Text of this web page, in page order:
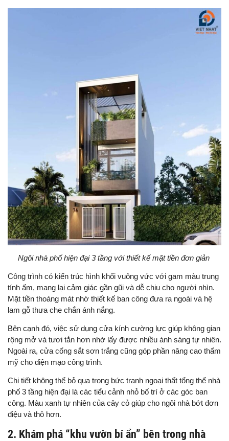
Ngôi nhà phố hiện đại 3 tầng với thiết kế mặt tiền đơn giản
Công trình có kiến trúc hình khối vuông vức với gam màu trung
tính ấm, mang lại cảm giác gần gũi và dễ chịu cho người nhìn.
Mặt tiền thoáng mát nhờ thiết kế ban công đưa ra ngoài và hệ
lam gỗ thưa che chắn ánh nắng.
Bên cạnh đó, việc sử dụng cửa kính cường lực giúp không gian
rộng mở và tươi tắn hơn nhờ lấy được nhiều ánh sáng tự nhiên.
Ngoài ra, cửa cổng sắt sơn trắng cũng góp phần nâng cao thẩm
mỹ cho diện mạo công trình.
Chi tiết không thể bỏ qua trong bức tranh ngoại thất tổng thể nhà
phố 3 tầng hiện đại là các tiểu cảnh nhỏ bố trí ở các góc ban
công. Màu xanh tự nhiên của cây cỏ giúp cho ngôi nhà bớt đơn
điệu và thô hơn.
2. Khám phá “khu vườn bí ẩn” bên trong nhà